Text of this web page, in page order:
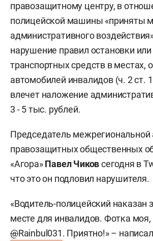
правозащитному центру, в
полицейской машины «приняты
административного
нарушение правил остановки или
транспортных средств в местах,
автомобилей инвалидов (ч. 2 ст.
влечет наложение
3 - 5 тыс. рублей.
Председатель межрегиональной
правозащитных общественных
«Агора»Павел Чиковсегодня в
что это он подловил нарушителя.
«Водитель-полицейский наказан
месте для инвалидов. Фотка моя,
@Rainbul031. Приятно!» –